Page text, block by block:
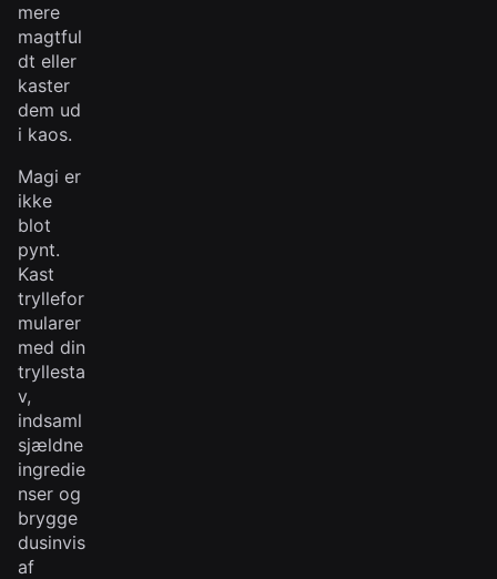
mere
magtful
dt eller
kaster
dem ud
i kaos.
Magi er
ikke
blot
pynt.
Kast
tryllefor
mularer
med din
tryllesta
v,
indsaml
sjældne
ingredie
nser og
brygge
dusinvis
af